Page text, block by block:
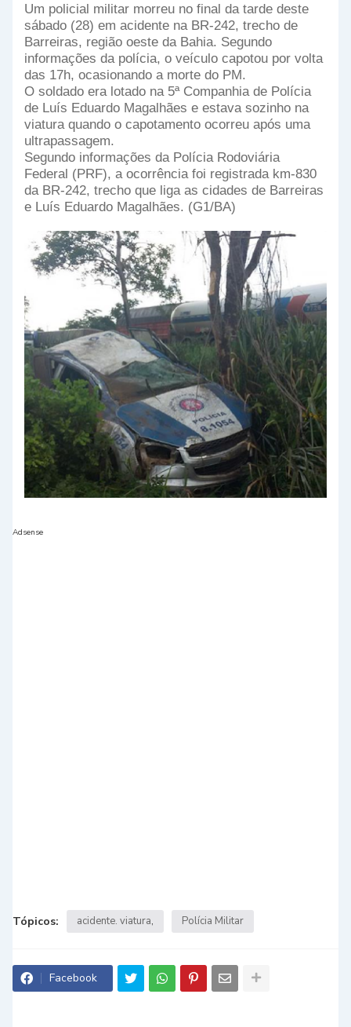
Um policial militar morreu no final da tarde deste
sábado (28) em acidente na BR-242, trecho de
Barreiras, região oeste da Bahia. Segundo
informações da polícia, o veículo capotou por volta
das 17h, ocasionando a morte do PM.
O soldado era lotado na 5ª Companhia de Polícia
de Luís Eduardo Magalhães e estava sozinho na
viatura quando o capotamento ocorreu após uma
ultrapassagem.
Segundo informações da Polícia Rodoviária
Federal (PRF), a ocorrência foi registrada km-830
da BR-242, trecho que liga as cidades de Barreiras
e Luís Eduardo Magalhães. (G1/BA)
Adsense
Tópicos: acidente. viatura Polícia Militar
Facebook